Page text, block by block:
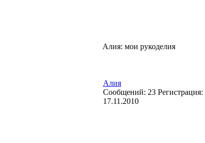
Алия: мои рукоделия
Алия
Cообщений: 23 Регистрация:
17.11.2010